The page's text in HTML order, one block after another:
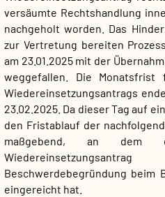
versäumte Rechtshandlung
nachgeholt worden. Das
zur Vertretung bereiten
am 23.01.2025 mit der
weggefallen. Die
Wiedereinsetzungsantrags
23.02.2025. Da dieser Tag auf
den Fristablauf der
maßgebend, an dem
Beschwerdebegründung beim
eingereicht hat.